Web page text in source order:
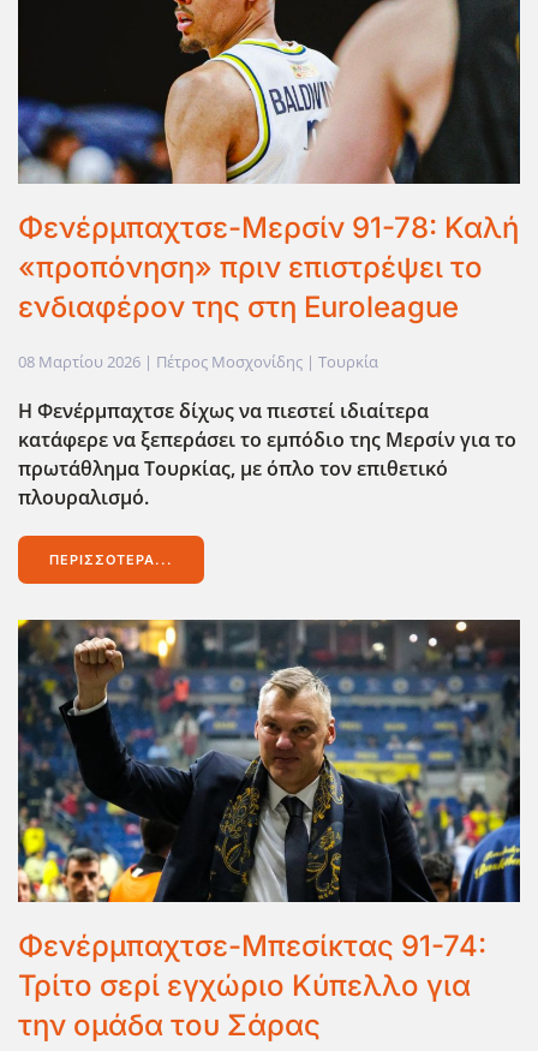
Φενέρμπαχτσε-Μερσίν 91-78: Καλή
«προπόνηση» πριν επιστρέψει το
ενδιαφέρον της στη Euroleague
08 Μαρτίου 2026 | Πέτρος Μοσχονίδης | Τουρκία
Η Φενέρμπαχτσε δίχως να πιεστεί ιδιαίτερα
κατάφερε να ξεπεράσει το εμπόδιο της Μερσίν για το
πρωτάθλημα Τουρκίας, με όπλο τον επιθετικό
πλουραλισμό.
ΠΕΡΙΣΣΌΤΕΡΑ...
Φενέρμπαχτσε-Μπεσίκτας 91-74:
Τρίτο σερί εγχώριο Κύπελλο για
την ομάδα του Σάρας